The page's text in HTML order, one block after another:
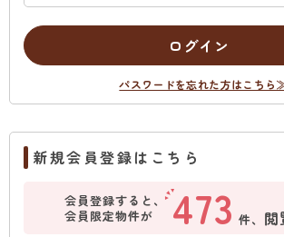
ログイン
パスワードを忘れた方はこちら
新規会員登録はこちら
会員登録すると、
会員限定物件が
473 件、 閲